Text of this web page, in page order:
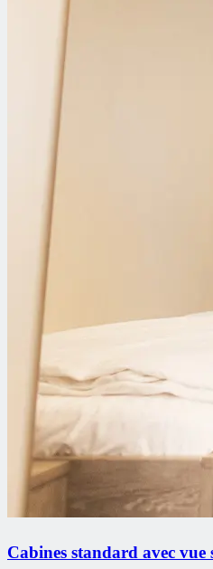
Cabines standard avec vue